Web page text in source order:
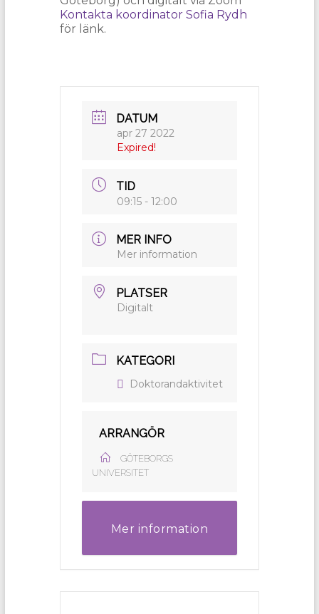
Kontakta koordinator Sofia Rydh
för länk.
DATUM
apr 27 2022
Expired!
TID
09:15 - 12:00
MER INFO
Mer information
PLATSER
Digitalt
KATEGORI
Doktorandaktivitet
ARRANGÖR
GÖTEBORGS
UNIVERSITET
Mer information